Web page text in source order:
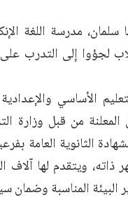
مدرسة اللغة
لجؤوا إلى التدرب
الأساسي
من قبل وزارة
الثانوية العامة
ذاته، ويتقدم لها
المناسبة وضمان